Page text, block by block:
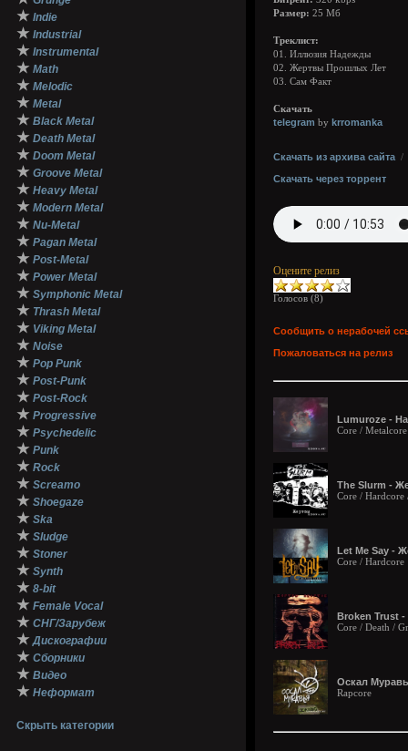
★ Indie
★ Industrial
★ Instrumental
★ Math
★ Melodic
★ Metal
★ Black Metal
★ Death Metal
★ Doom Metal
★ Groove Metal
★ Heavy Metal
★ Modern Metal
★ Nu-Metal
★ Pagan Metal
★ Post-Metal
★ Power Metal
★ Symphonic Metal
★ Thrash Metal
★ Viking Metal
★ Noise
★ Pop Punk
★ Post-Punk
★ Post-Rock
★ Progressive
★ Psychedelic
★ Punk
★ Rock
★ Screamo
★ Shoegaze
★ Ska
★ Sludge
★ Stoner
★ Synth
★ 8-bit
★ Female Vocal
★ СНГ/Зарубеж
★ Дискографии
★ Сборники
★ Видео
★ Неформат
Скрыть категории
Размер: 25 Мб
Треклист:
01. Иллюзия Надежды
02. Жертвы Прошлых Лет
03. Сам Факт
Скачать
telegram by krromanka
Скачать из архива сайта /
Скачать через торрент
Оцените релиз
Голосов (8)
Сообщить о нерабочей
Пожаловаться на релиз
Lumuroze -
Core /
The Slurm -
Core / Hardcore
Let Me Say -
Core / Hardcore
Broken Trust
Core / Death /
Оскал
Rapcore